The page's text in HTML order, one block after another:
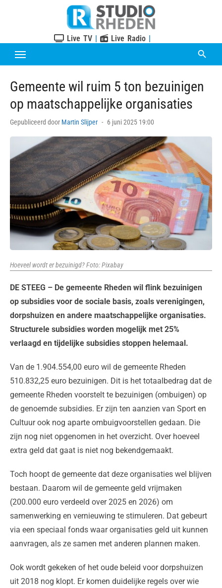
Live TV | Live Radio |
Gemeente wil ruim 5 ton bezuinigen
op maatschappelijke organisaties
Gepubliceerd door Martin Slijper
Posted
6 juni 2025 19:00
Hoeveel wordt er bezuinigd? Foto: Pixabay
DE STEEG – De gemeente Rheden wil flink bezuinigen
op subsidies voor de sociale basis, zoals verenigingen,
dorpshuizen en andere maatschappelijke organisaties.
Structurele subsidies worden mogelijk met 25%
verlaagd en tijdelijke subsidies stoppen helemaal.
Van de 1.904.554,00 euro wil de gemeente Rheden
510.832,25 euro bezuinigen. Dit is het totaalbedrag dat de
gemeente Rheden voorstelt te bezuinigen (ombuigen) op
de genoemde subsidies. Er zijn ten aanzien van Sport en
Cultuur ook nog aparte ombuigvoorstellen gedaan. Die
zijn nog niet opgenomen in het overzicht. Over hoeveel
extra geld dat gaat is niet nog bekendgemaakt.
Toch hoopt de gemeente dat deze organisaties wel blijven
bestaan. Daarom wil de gemeente geld vrijmaken
(200.000 euro verdeeld over 2025 en 2026) om
samenwerking en vernieuwing te stimuleren. Dat gebeurt
via een speciaal fonds waar organisaties geld uit kunnen
aanvragen, als ze samen met anderen plannen maken.
Ook wordt gekeken of het oude beleid voor dorpshuizen
uit 2018 nog klopt. Er komen duidelijke regels over wie